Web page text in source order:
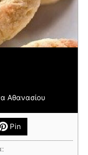
Αθανασίου
Pin